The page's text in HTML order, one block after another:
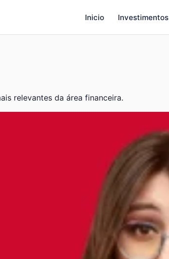
Inicio Investimentos
relevantes da área financeira.